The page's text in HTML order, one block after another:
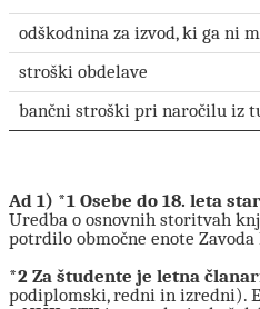
odškodnina za izvod, ki ga ni
stroški obdelave
bančni stroški pri naročilu iz
Ad 1) *1 Osebe do 18. leta
Uredba o osnovnih storitvah
potrdilo območne enote Zavoda
*2 Za študente je letna
podiplomski, redni in izredni).